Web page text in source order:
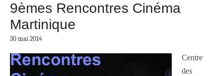
9èmes Rencontres Cinéma
Martinique
30 mai 2014
Centre
des